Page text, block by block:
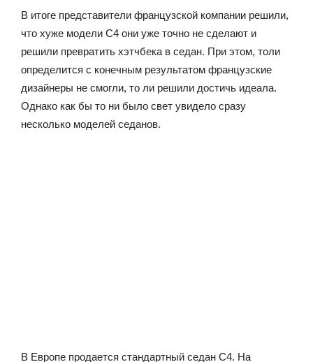
В итоге представители французской компании решили,
что хуже модели C4 они уже точно не сделают и
решили превратить хэтчбека в седан. При этом, толи
определится с конечным результатом французские
дизайнеры не смогли, то ли решили достичь идеала.
Однако как бы то ни было свет увидело сразу
несколько моделей седанов.
В Европе продается стандартный седан C4. На